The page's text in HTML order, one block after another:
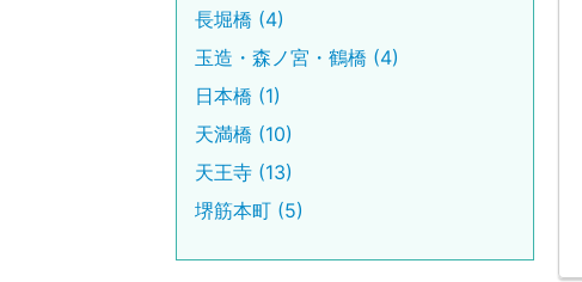
長堀橋 (4)
玉造・森ノ宮・鶴橋 (4)
日本橋 (1)
天満橋 (10)
天王寺 (13)
堺筋本町 (5)